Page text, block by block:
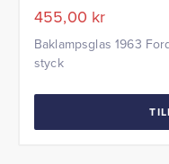
455,00 kr
Baklampsglas 1963
styck